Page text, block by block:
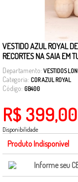
VESTIDO AZUL ROYAL
RECORTES NA SAIA EM
Departamento: VESTIDOS
Categoria: COR AZUL ROYAL
Código: GB400
R$ 399,00
Disponibilidade
Produto Indisponível
Informe seu